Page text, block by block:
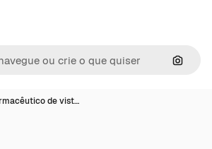
de vist…